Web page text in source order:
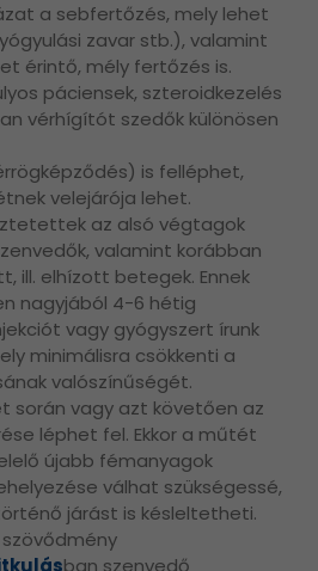
a sebfertőzés, mely lehet
zavar stb.), valamint
érintő, mély fertőzés is.
páciensek, szteroidkezelés
vérhígítót szedők különösen
is felléphet,
velejárója lehet.
az alsó végtagok
valamint korábban
ill. elhízott betegek. Ennek
nagyjából 4-6 hétig
vagy gyógyszert írunk
minimálisra csökkenti a
valószínűségét.
során vagy azt követően az
léphet fel. Ekkor a műtét
újabb fémanyagok
válhat szükségessé,
járást is késleltetheti.
ban szenvedő